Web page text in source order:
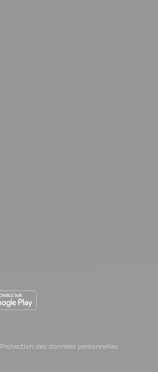
Protection des données personnelles